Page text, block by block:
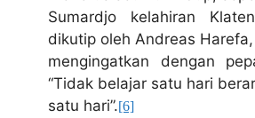
Sumardjo kelahiran
dikutip oleh Andreas Harefa,
mengingatkan dengan
“Tidak belajar satu hari
satu hari”.[6]